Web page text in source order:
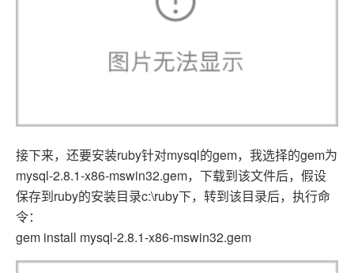
接下来，还要安装ruby针对mysql的gem，我选择的gem为
mysql-2.8.1-x86-mswin32.gem，下载到该文件后，假设
保存到ruby的安装目录c:\ruby下，转到该目录后，执行命
令：
gem install mysql-2.8.1-x86-mswin32.gem